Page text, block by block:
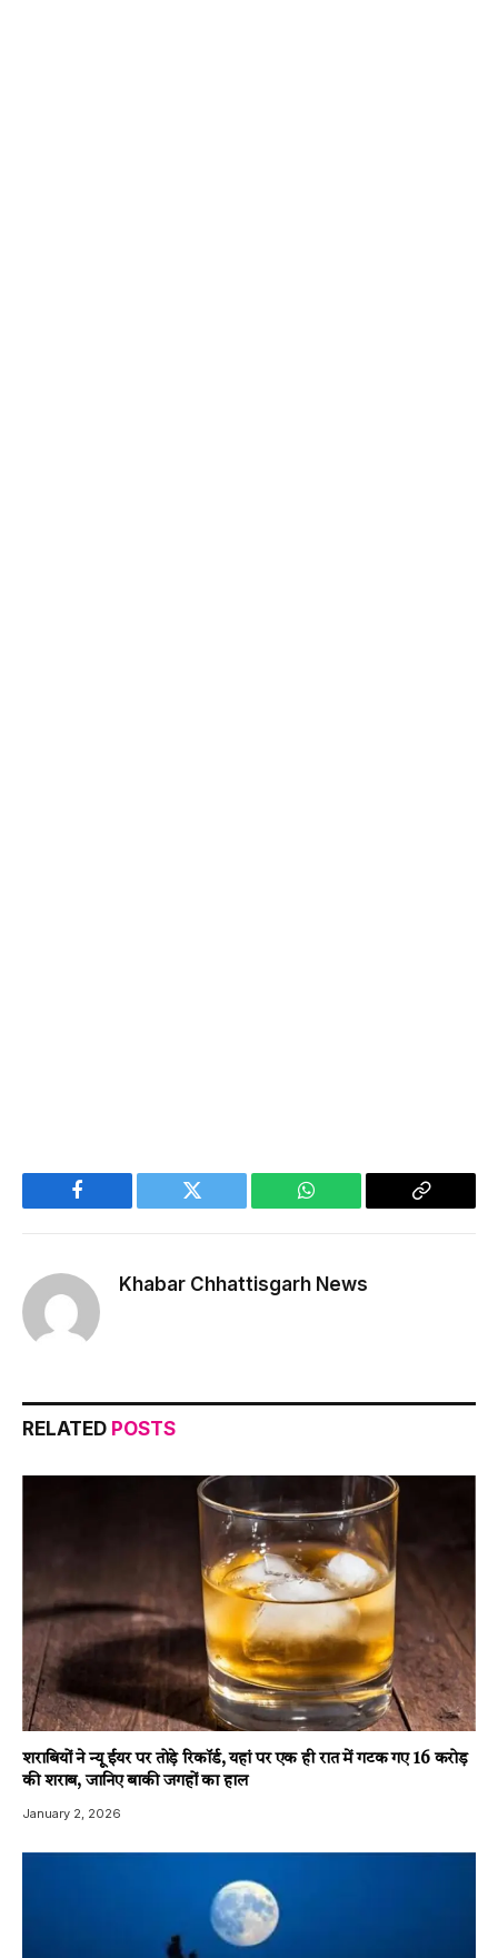
Facebook Twitter WhatsApp
Copy
Khabar Chhattisgarh News
RELATED POSTS
शराबियों ने न्यू ईयर पर तोड़े रिकॉर्ड, यहां पर एक ही रात में गटक गए 16 करोड़
की शराब, जानिए बाकी जगहों का हाल
January 2, 2026